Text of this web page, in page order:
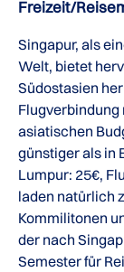
Freizeit/
Singapur, als
Welt, bietet
Südostasien
Flugverbindung
asiatischen
günstiger als in
Lumpur: 25€,
laden natürlich
Kommilitonen
der nach
Semester für